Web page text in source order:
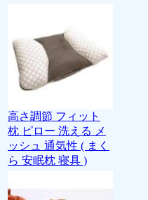
高さ調節 フィット
枕 ピロー 洗える メ
ッシュ 通気性 ( まく
ら 安眠枕 寝具 )